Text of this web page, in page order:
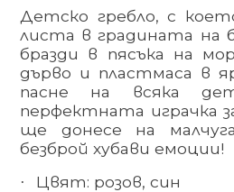
Детско гребло, с
листа в градината на
бразди в пясъка на
дърво и пластмаса в
пасне на всяка
перфектната играчка
ще донесе на
безброй хубави емоции!
· Цвят: розов, син